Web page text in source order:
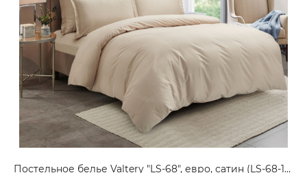
Постельное белье Valtery "LS-68", евро, сатин (LS-68-1253)